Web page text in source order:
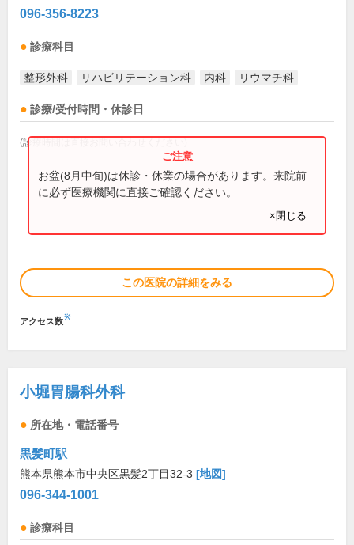
096-356-8223
診療科目
整形外科 リハビリテーション科 内科 リウマチ科
診療/受付時間・休診日
(診療時間は直接お問い合わせください)
お盆(8月中旬)は休診・休業の場合があります。来院前
に必ず医療機関に直接ご確認ください。
×閉じる
この医院の詳細をみる
アクセス数※
小堀胃腸科外科
所在地・電話番号
黒髪町駅
熊本県熊本市中央区黒髪2丁目32-3 [地図]
096-344-1001
診療科目